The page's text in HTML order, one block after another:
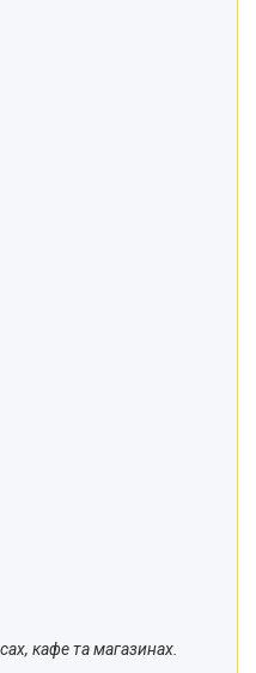
кафе та магазинах.